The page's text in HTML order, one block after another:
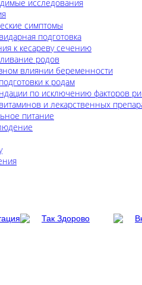
исследования
симптомы
подготовка
к кесареву сечению
родов
влиянии беременности
к родам
по исключению факторов
и лекарственных
питание